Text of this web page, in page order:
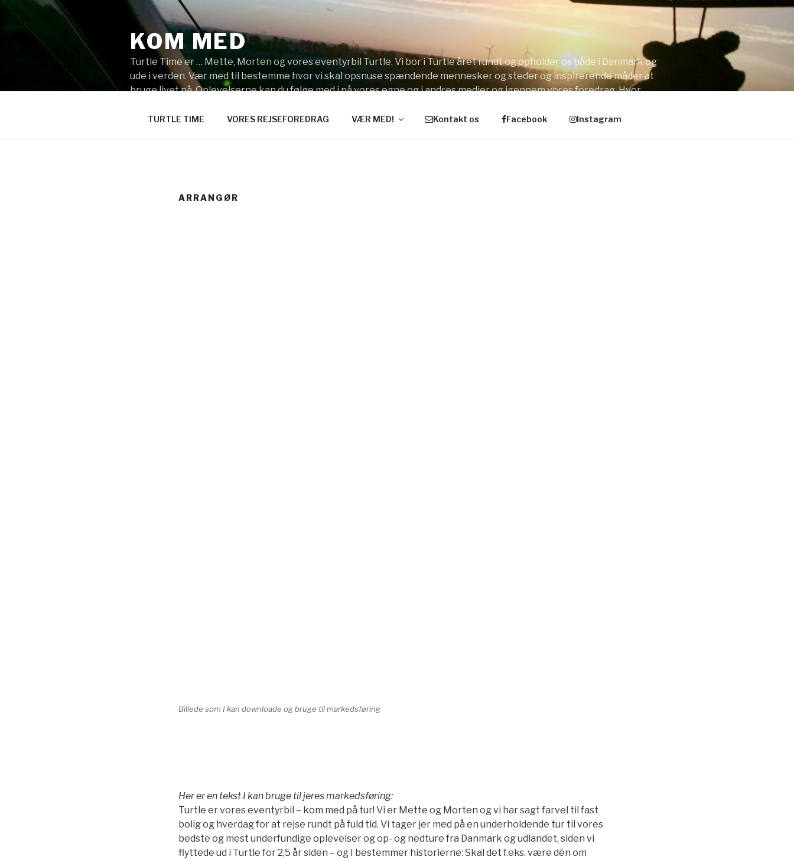
indhold
KOM MED
Turtle Time er … Mette, Morten og vores eventyrbil Turtle. Vi bor i Turtle året rundt og opholder os både i Danmark og
ude i verden. Vær med til bestemme hvor vi skal opsnuse spændende mennesker og steder og inspirerende måder at
bruge livet på. Oplevelserne kan du følge med i på vores egne og i andres medier og igennem vores foredrag. Hvor
TURTLE TIME VORES REJSEFOREDRAG VÆR MED! Kontakt os Facebook Instagram
ARRANGØR
Billede som I kan downloade og bruge til markedsføring
Her er en tekst I kan bruge til jeres markedsføring:
Turtle er vores eventyrbil – kom med på tur! Vi er Mette og Morten og vi har sagt farvel til fast
bolig og hverdag for at rejse rundt på fuld tid. Vi tager jer med på en underholdende tur til vores
bedste og mest underfundige oplevelser og op- og nedture fra Danmark og udlandet, siden vi
flyttede ud i Turtle for 2,5 år siden – og I bestemmer historierne: Skal det f.eks. være dén om